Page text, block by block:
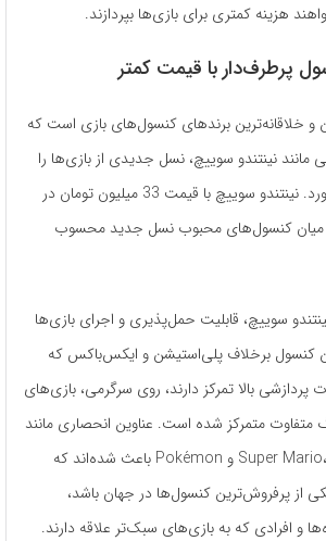
هزینه کمتری برای بازی‌ها بپردازند.
پرطرف‌دار با قیمت کمتر
و خلاقانه‌ترین برندهای کنسول‌های بازی است که
مانند نینتندو سوییچ، نسل جدیدی از بازی‌ها را
برای گیمرها به ارمغان بیاورد. نینتندو سوییچ با قیمت 33 میلیون تومان در
در میان کنسول‌های محبوب نسل جدید محسوب
سوییچ، قابلیت حمل‌پذیری و اجرای بازی‌ها
برخلاف پلی‌استیشن و ایکس‌باکس که
بالا تمرکز دارند، روی سرگرمی، بازی‌های
متفاوت متمرکز شده است. عناوین انحصاری مانند
Super Mario، The Legend of Zelda و Pokémon باعث شده‌اند که
از پرفروش‌ترین کنسول‌ها در جهان باشد،
و افرادی که به بازی‌های سبک‌تر علاقه دارند.